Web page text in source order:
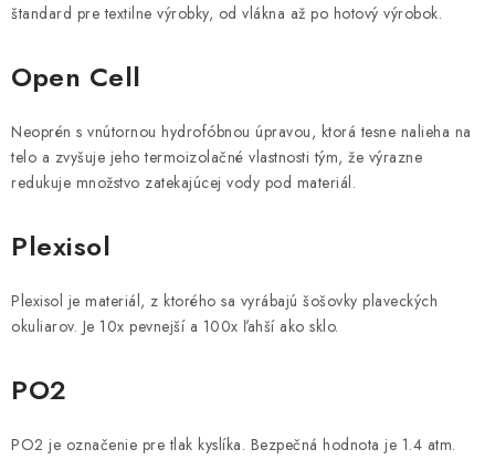
štandard pre textilne výrobky, od vlákna až po hotový výrobok.
Open Cell
Neoprén s vnútornou hydrofóbnou úpravou, ktorá tesne nalieha na
telo a zvyšuje jeho termoizolačné vlastnosti tým, že výrazne
redukuje množstvo zatekajúcej vody pod materiál.
Plexisol
Plexisol je materiál, z ktorého sa vyrábajú šošovky plaveckých
okuliarov. Je 10x pevnejší a 100x ľahší ako sklo.
PO2
PO2 je označenie pre tlak kyslíka. Bezpečná hodnota je 1.4 atm.